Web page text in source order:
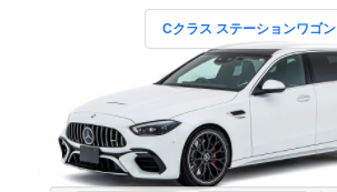
Cクラス ステーションワゴン